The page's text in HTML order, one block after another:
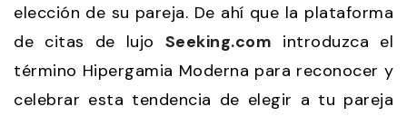
elección de su pareja. De ahí que la plataforma
de citas de lujo Seeking.com introduzca el
término Hipergamia Moderna para reconocer y
celebrar esta tendencia de elegir a tu pareja